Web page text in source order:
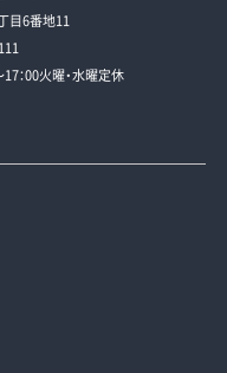
目6番地11
：00火曜・水曜定休